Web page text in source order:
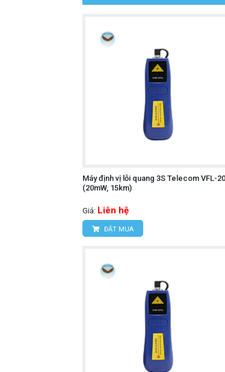
Máy định vị lỗi quang 3S Telecom VFL-
(20mW, 15km)
Giá: Liên hệ
ĐẶT MUA